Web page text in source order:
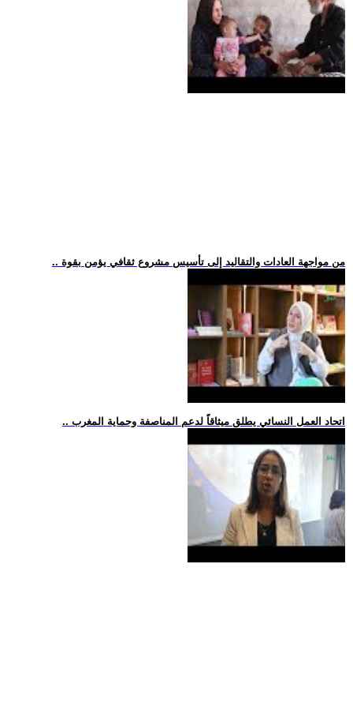
.. من مواجهة العادات والتقاليد إلى تأسيس مشروع ثقافي يؤمن بقوة
.. اتحاد العمل النسائي يطلق ميثاقاً لدعم المناصفة وحماية المغرب